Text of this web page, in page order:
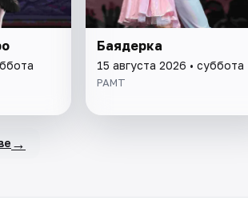
Баядерка
15 августа 2026 • суббота
РАМТ
→